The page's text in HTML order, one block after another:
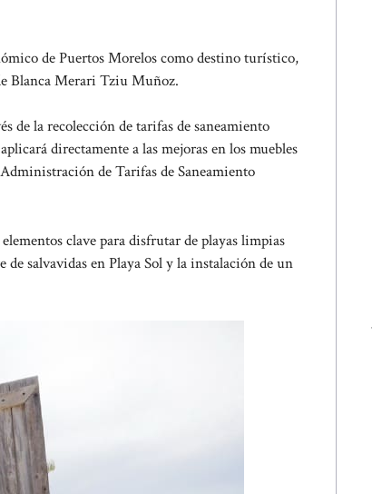
de Puertos Morelos como destino turístico,
Blanca Merari Tziu Muñoz.
de la recolección de tarifas de saneamiento
directamente a las mejoras en los muebles
de Tarifas de Saneamiento
clave para disfrutar de playas limpias
salvavidas en Playa Sol y la instalación de un